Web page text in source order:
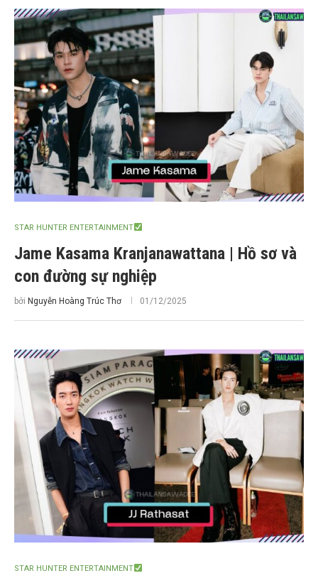
STAR HUNTER ENTERTAINMENT
Jame Kasama Kranjanawattana | Hồ sơ và
con đường sự nghiệp
bởi Nguyễn Hoàng Trúc Thơ 01/12/2025
STAR HUNTER ENTERTAINMENT